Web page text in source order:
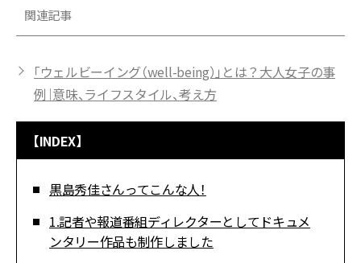
関連記事
「ウェルビーイング（well-being）」とは？大人女子の事
例｜意味、ライフスタイル、考え方
【INDEX】
黒島秀佳さんってこんな人！
1.記者や報道番組ディレクターとしてドキュメ
ンタリー作品も制作しました